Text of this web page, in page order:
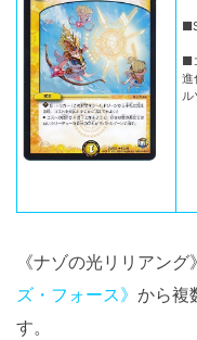
■
進
ル
《ナゾの光リリアン
ズ・フォース》 から複
す。